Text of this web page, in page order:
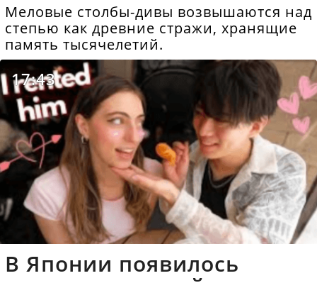
Меловые столбы-дивы возвышаются над
степью как древние стражи, хранящие
память тысячелетий.
17:43
В Японии появилось